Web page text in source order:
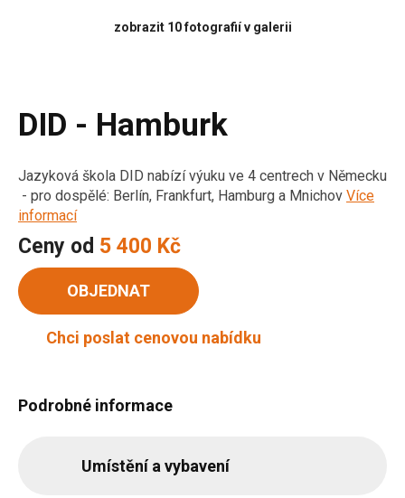
zobrazit 10 fotografií v galerii
DID - Hamburk
Jazyková škola DID nabízí výuku ve 4 centrech v Německu
- pro dospělé: Berlín, Frankfurt, Hamburg a Mnichov Více
informací
Ceny od 5 400 Kč
OBJEDNAT
Chci poslat cenovou nabídku
Podrobné informace
Umístění a vybavení